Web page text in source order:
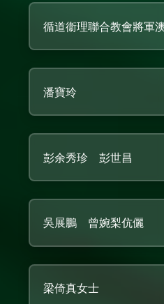
循道衞理聯合教會將軍
潘寶玲
彭余秀珍 彭世昌
吳展鵬 曾婉梨伉儷
梁倚真女士